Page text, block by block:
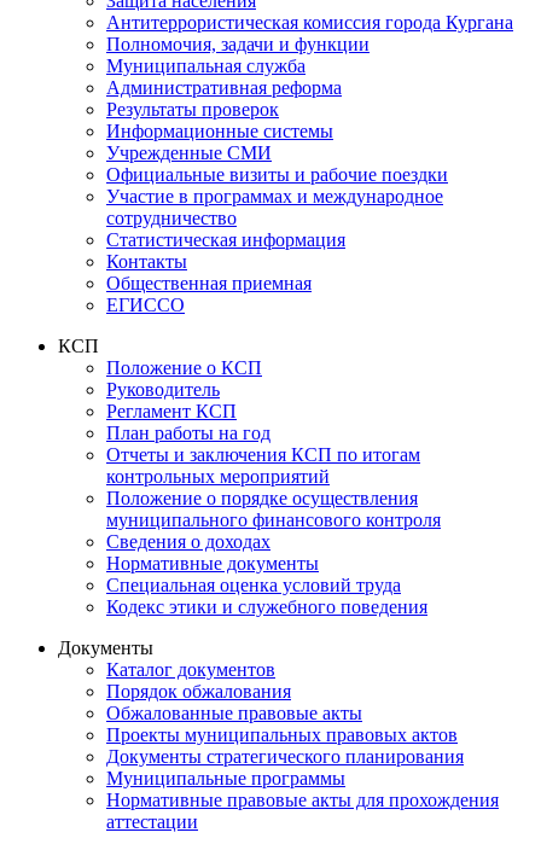
Антитеррористическая комиссия города Кургана
Полномочия, задачи и функции
Муниципальная служба
Административная реформа
Результаты проверок
Информационные системы
Учрежденные СМИ
Официальные визиты и рабочие поездки
Участие в программах и международное
сотрудничество
Статистическая информация
Контакты
Общественная приемная
ЕГИССО
КСП
Положение о КСП
Руководитель
Регламент КСП
План работы на год
Отчеты и заключения КСП по итогам
контрольных мероприятий
Положение о порядке осуществления
муниципального финансового контроля
Сведения о доходах
Нормативные документы
Специальная оценка условий труда
Кодекс этики и служебного поведения
Документы
Каталог документов
Порядок обжалования
Обжалованные правовые акты
Проекты муниципальных правовых актов
Документы стратегического планирования
Муниципальные программы
Нормативные правовые акты для прохождения
аттестации